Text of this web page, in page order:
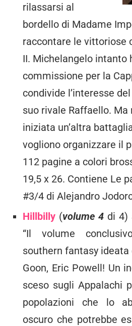
rilassarsi al
bordello di Madame
raccontare le vittoriose
II. Michelangelo intanto
commissione per la
condivide l’interesse
suo rivale Raffaello. Ma
iniziata un’altra
vogliono organizzare il
112 pagine a colori
19,5 x 26. Contiene Le
#3/4 di Alejandro
Hillbilly (volume 4 di 4)
“Il volume
southern fantasy
Goon, Eric Powell! Un
sceso sugli Appalachi
popolazioni che lo
oscuro che potrebbe